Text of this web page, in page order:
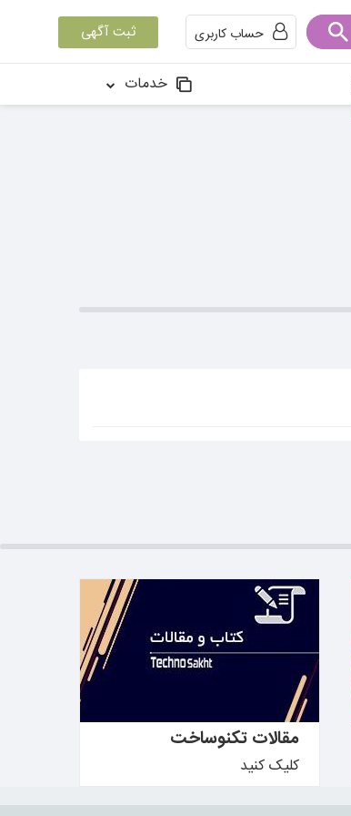
حساب کاربری ثبت آگهی
خدمات
بیشتر بدانید ←
مقالات تکنوساخت
کلیک کنید